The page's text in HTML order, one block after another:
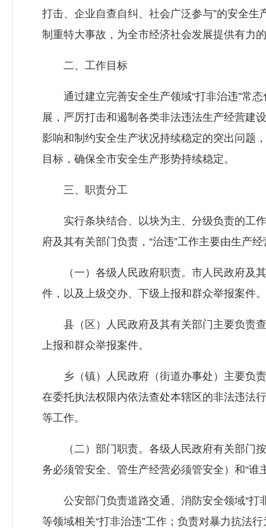
打击、企业自查自纠、社会广泛参与”的安全生
制重特大事故，为全市经济社会发展提供有力
二、工作目标
通过建立完善安全生产领域“打非治违”常态
展，严厉打击和遏制各类非法违法生产经营建
影响和制约安全生产状况持续稳定的突出问题
目标，确保全市安全生产形势持续稳定。
三、职责分工
实行条块结合、以块为主、分级负责的工作
府及其有关部门负责，“治违”工作主要由生产
（一）各级人民政府职责。市人民政府及其
件，以及上级交办、下级上报和群众举报案件。
县（区）人民政府及其有关部门主要负责查
上报和群众举报案件。
乡（镇）人民政府（街道办事处）主要负责
在委托执法权限内依法查处本辖区的非法违法
等工作。
（二）部门职责。各级人民政府有关部门按
务必须管安全、管生产经营必须管安全）和“谁
公安部门负责道路交通、消防安全领域“打
等领域相关“打非治违”工作；负责对暴力抗法